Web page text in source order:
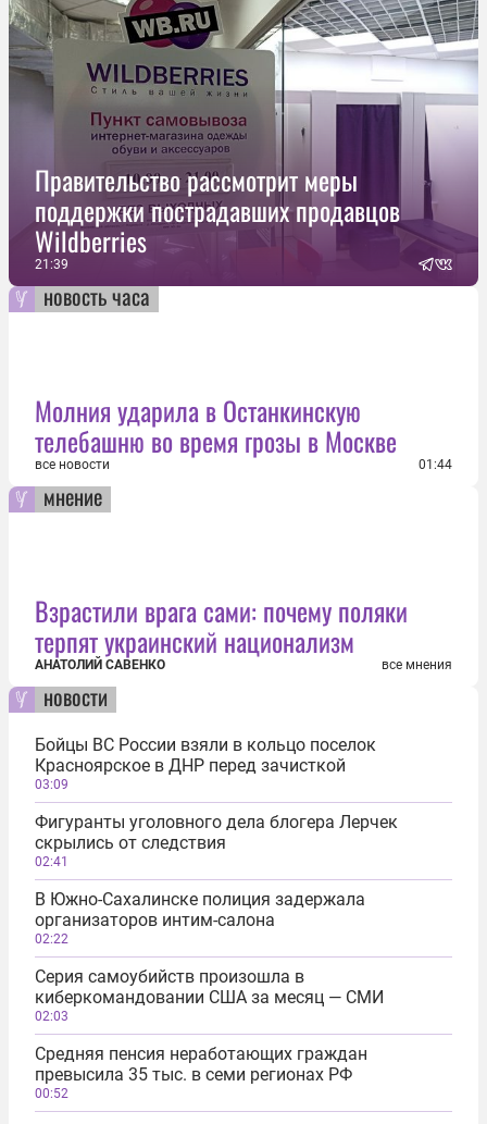
Правительство рассмотрит меры
поддержки пострадавших продавцов
Wildberries
21:39
новость часа
Молния ударила в Останкинскую
телебашню во время грозы в Москве
все новости 01:44
мнение
Взрастили врага сами: почему поляки
терпят украинский национализм
АНАТОЛИЙ САВЕНКО все мнения
новости
Бойцы ВС России взяли в кольцо поселок
Красноярское в ДНР перед зачисткой
03:09
Фигуранты уголовного дела блогера Лерчек
скрылись от следствия
02:41
В Южно-Сахалинске полиция задержала
организаторов интим-салона
02:22
Серия самоубийств произошла в
киберкомандовании США за месяц — СМИ
02:03
Средняя пенсия неработающих граждан
превысила 35 тыс. в семи регионах РФ
00:52